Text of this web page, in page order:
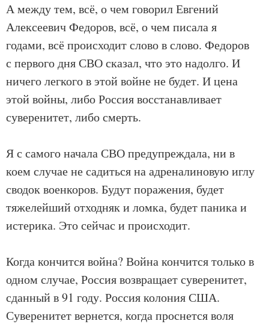
А между тем, всё, о чем говорил Евгений
Алексеевич Федоров, всё, о чем писала я
годами, всё происходит слово в слово. Федоров
с первого дня СВО сказал, что это надолго. И
ничего легкого в этой войне не будет. И цена
этой войны, либо Россия восстанавливает
суверенитет, либо смерть.
Я с самого начала СВО предупреждала, ни в
коем случае не садиться на адреналиновую иглу
сводок военкоров. Будут поражения, будет
тяжелейший отходняк и ломка, будет паника и
истерика. Это сейчас и происходит.
Когда кончится война? Война кончится только в
одном случае, Россия возвращает суверенитет,
сданный в 91 году. Россия колония США.
Суверенитет вернется, когда проснется воля